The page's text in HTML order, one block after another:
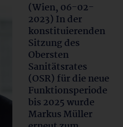
(Wien, 06-02-
2023) In der
konstituierenden
Sitzung des
Obersten
Sanitätsrates
(OSR) für die neue
Funktionsperiode
bis 2025 wurde
Markus Müller